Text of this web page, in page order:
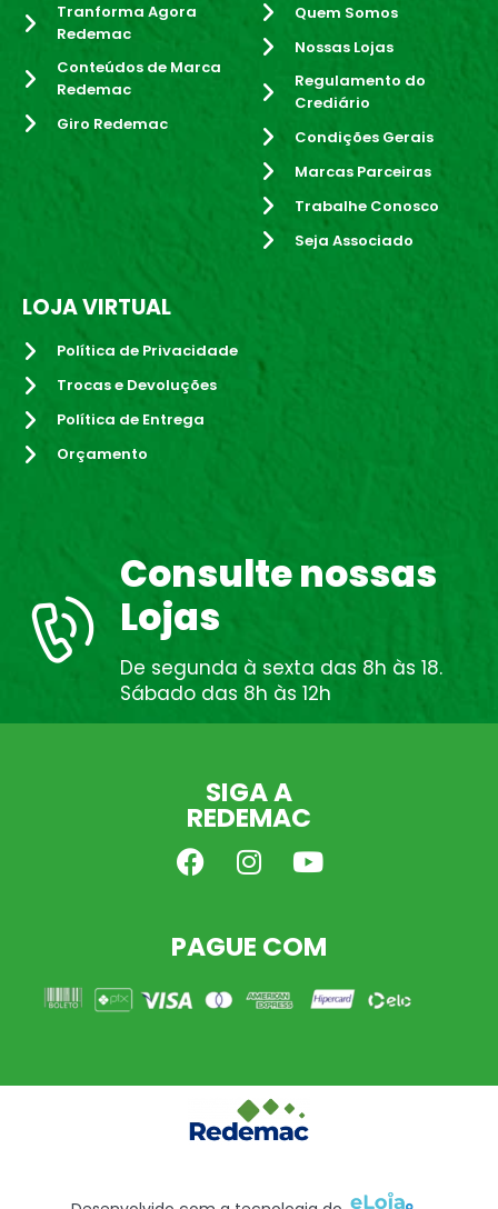
Tranforma Agora
Redemac
Conteúdos de Marca
Redemac
Giro Redemac
Quem Somos
Nossas Lojas
Regulamento do
Crediário
Condições Gerais
Marcas Parceiras
Trabalhe Conosco
Seja Associado
LOJA VIRTUAL
Política de Privacidade
Trocas e Devoluções
Política de Entrega
Orçamento
Consulte nossas
Lojas
De segunda à sexta das 8h às 18.
Sábado das 8h às 12h
SIGA A
REDEMAC
PAGUE COM